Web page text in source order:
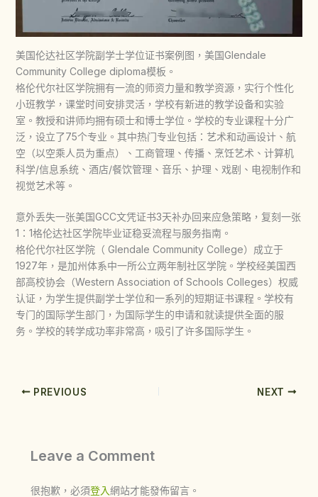
美国伦达社区学院副学士学位证书案例图，美国Glendale
Community College diploma模板。
格伦代尔社区学院拥有一流的师资力量和教学资源，实行个性化
小班教学，课堂时间安排灵活，学校有新进的教学设备和实验
室。教授和讲师均拥有硕士和博士学位。学校的专业课程十分广
泛，设立了75个专业。其中热门专业包括：艺术和动画设计、航
空（以空乘人员为重点）、工商管理、传播、烹饪艺术、计算机
科学/信息系统、酒店/餐饮管理、音乐、护理、戏剧、电视制作和
视觉艺术等。
意外丢失一张美国GCC文凭证书3天补办回来应急策略，复刻一张
1：1格伦达社区学院毕业证稳妥流程与服务指南。
格伦代尔社区学院（ Glendale Community College）成立于
1927年，是加州体系中一所公立两年制社区学院。学校经美国西
部高校协会（Western Association of Schools Colleges）权威
认证，为学生提供副学士学位和一系列的短期证书课程。学校有
专门的国际学生部门，为国际学生的申请和就读提供全面的服
务。学校的转学成功率非常高，吸引了许多国际学生。
PREVIOUS NEXT
Leave a Comment
很抱歉，必須登入網站才能發佈留言。